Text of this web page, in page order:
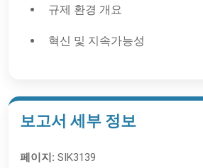
규제 환경 개요
혁신 및 지속가능성
보고서 세부 정보
페이지: SIK3139